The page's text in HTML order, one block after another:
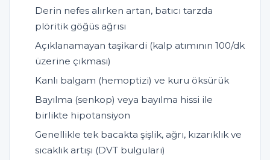
Derin nefes alırken artan, batıcı tarzda
plöritik göğüs ağrısı
Açıklanamayan taşikardi (kalp atımının 100/dk
üzerine çıkması)
Kanlı balgam (hemoptizi) ve kuru öksürük
Bayılma (senkop) veya bayılma hissi ile
birlikte hipotansiyon
Genellikle tek bacakta şişlik, ağrı, kızarıklık ve
sıcaklık artışı (DVT bulguları)